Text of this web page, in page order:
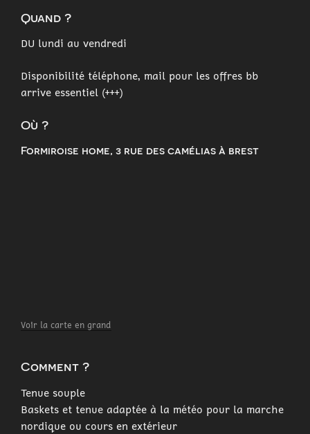
Quand ?
DU lundi au vendredi
Disponibilité téléphone, mail pour les offres bb
arrive essentiel (+++)
Où ?
Formiroise home, 3 rue des camélias à brest
Voir la carte en grand
Comment ?
Tenue souple
Baskets et tenue adaptée à la météo pour la marche
nordique ou cours en extérieur